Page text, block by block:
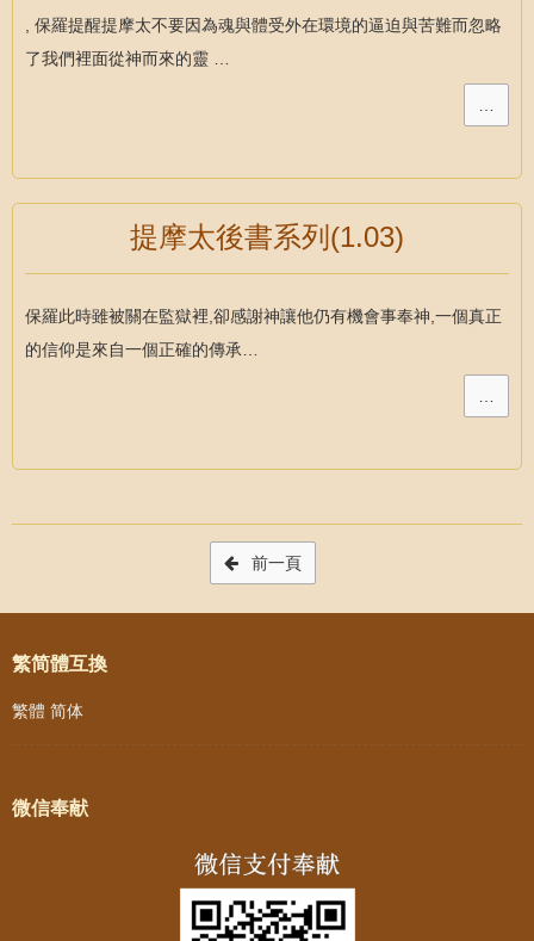
, 保羅提醒提摩太不要因為魂與體受外在環境的逼迫與苦難而忽略
了我們裡面從神而來的靈 …
…
提摩太後書系列(1.03)
保羅此時雖被關在監獄裡,卻感謝神讓他仍有機會事奉神,一個真正
的信仰是來自一個正確的傳承…
…
Post navigation
前一頁
繁简體互換
繁體 简体
微信奉献